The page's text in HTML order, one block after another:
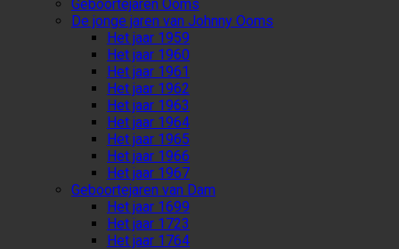
Geboortejaren Ooms
De jonge jaren van Johnny Ooms
Het jaar 1959
Het jaar 1960
Het jaar 1961
Het jaar 1962
Het jaar 1963
Het jaar 1964
Het jaar 1965
Het jaar 1966
Het jaar 1967
Geboortejaren van Dam
Het jaar 1699
Het jaar 1723
Het jaar 1764